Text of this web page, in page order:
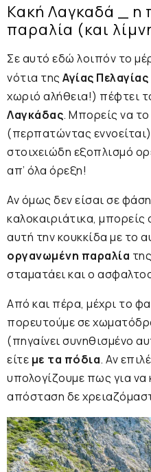
Κακή Λαγκαδά _ η
παραλία (και
Σε αυτό εδώ λοιπόν το
νότια της Αγίας Πελαγίας
χωριό αλήθεια!) πέφτει
Λαγκάδας. Μπορείς να το
(περπατώντας
στοιχειώδη εξοπλισμό
απ’ όλα όρεξη!
Αν όμως δεν είσαι σε
καλοκαιριάτικα,
αυτή την κουκκίδα με το
οργανωμένη παραλία
σταματάει και ο
Από και πέρα, μέχρι το
πορευτούμε σε
(πηγαίνει συνηθισμένο
είτε με τα πόδια. Αν
υπολογίζουμε πως για να
απόσταση δε